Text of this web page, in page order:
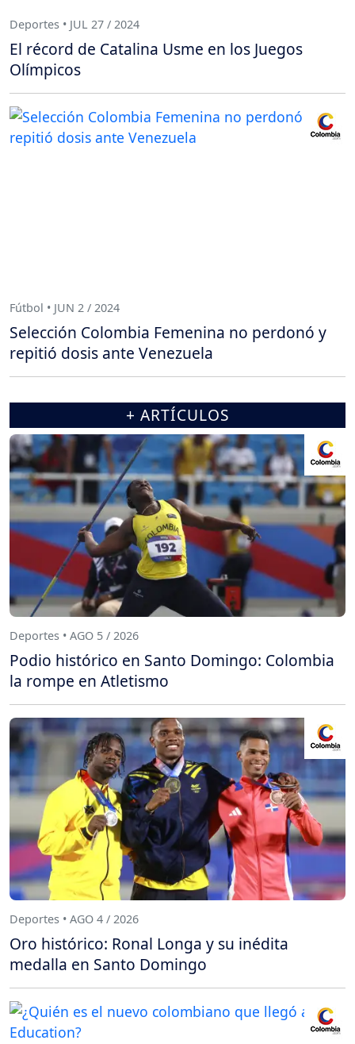
Deportes • JUL 27 / 2024
El récord de Catalina Usme en los Juegos
Olímpicos
Fútbol • JUN 2 / 2024
Selección Colombia Femenina no perdonó y
repitió dosis ante Venezuela
+ ARTÍCULOS
Deportes • AGO 5 / 2026
Podio histórico en Santo Domingo: Colombia
la rompe en Atletismo
Deportes • AGO 4 / 2026
Oro histórico: Ronal Longa y su inédita
medalla en Santo Domingo